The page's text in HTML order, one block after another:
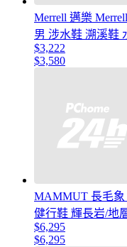
Merrell 邁樂
男 涉水鞋 溯溪鞋
$3,222
$3,580
MAMMUT 長毛象
健行鞋 輝長岩/地
$6,295
$6,295